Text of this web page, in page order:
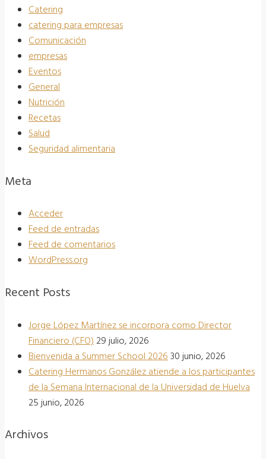
Catering
catering para empresas
Comunicación
empresas
Eventos
General
Nutrición
Recetas
Salud
Seguridad alimentaria
Meta
Acceder
Feed de entradas
Feed de comentarios
WordPress.org
Recent Posts
Jorge López Martínez se incorpora como Director
Financiero (CFO)29 julio, 2026
Bienvenida a Summer School 202630 junio, 2026
Catering Hermanos González atiende a los participantes
de la Semana Internacional de la Universidad de Huelva
25 junio, 2026
Archivos